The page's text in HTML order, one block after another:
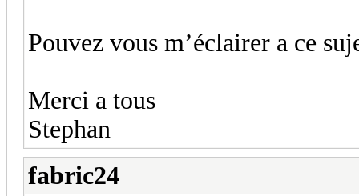
Pouvez vous m’éclairer a ce
Merci a tous
Stephan
fabric24